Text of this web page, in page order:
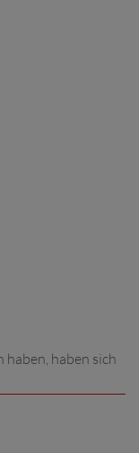
haben, haben sich